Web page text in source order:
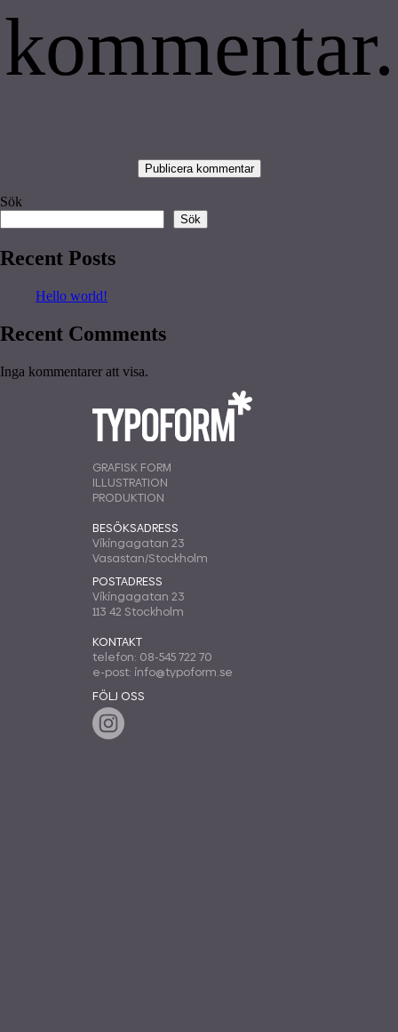
kommentar.
Sök
Sök
Recent Posts
Hello world!
Recent Comments
Inga kommentarer att visa.
GRAFISK FORM
ILLUSTRATION
PRODUKTION
BESÖKSADRESS
Vikingagatan 23
Vasastan/Stockholm
POSTADRESS
Vikingagatan 23
113 42 Stockholm
KONTAKT
telefon: 08-545 722 70
e-post: info@typoform.se
FÖLJ OSS